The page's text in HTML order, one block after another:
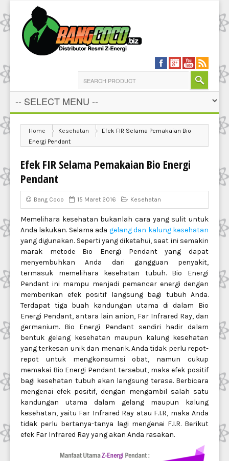
Home Kesehatan
Efek FIR Selama Pemakaian Bio
Energi Pendant
Efek FIR Selama Pemakaian Bio Energi
Pendant
Bang Coco 15 Maret 2016 Kesehatan
Memelihara kesehatan bukanlah cara yang sulit untuk
Anda lakukan. Selama ada gelang dan kalung kesehatan
yang digunakan. Seperti yang diketahui, saat ini semakin
marak metode Bio Energi Pendant yang dapat
menyembuhkan Anda dari gangguan penyakit,
termasuk memelihara kesehatan tubuh. Bio Energi
Pendant ini mampu menjadi pemancar energi dengan
memberikan efek positif langsung bagi tubuh Anda.
Terdapat tiga buah kandungan utama di dalam Bio
Energi Pendant, antara lain anion, Far Infrared Ray, dan
germanium. Bio Energi Pendant sendiri hadir dalam
bentuk gelang kesehatan maupun kalung kesehatan
yang terkesan unik dan menarik. Anda tidak perlu repot-
repot untuk mengkonsumsi obat, namun cukup
memakai Bio Energi Pendant tersebut, maka efek positif
bagi kesehatan tubuh akan langsung terasa. Berbicara
mengenai efek positif, dengan mengambil salah satu
kandungan utama dalam gelang maupun kalung
kesehatan, yaitu Far Infrared Ray atau F.I.R, maka Anda
tidak perlu bertanya-tanya lagi mengenai F.I.R. Berikut
efek Far Infrared Ray yang akan Anda rasakan.